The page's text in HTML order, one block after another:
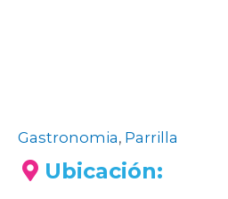
Gastronomia, Parrilla
Ubicación: